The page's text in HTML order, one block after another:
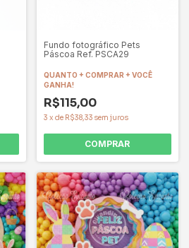
Fundo fotográfico Pets
Páscoa Ref. PSCA29
QUANTO + COMPRAR + VOCÊ
GANHA!
R$115,00
3 x de R$38,33 sem juros
COMPRAR